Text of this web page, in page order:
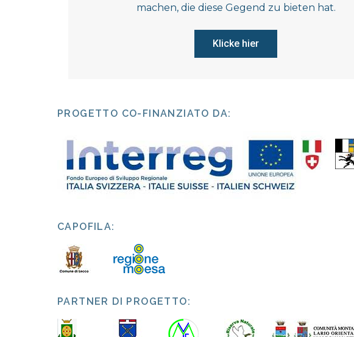
machen, die diese Gegend zu bieten hat.
Klicke hier
PROGETTO CO-FINANZIATO DA:
CAPOFILA:
PARTNER DI PROGETTO: